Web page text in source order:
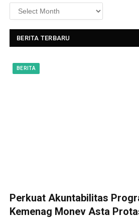
BERITA TERBARU
BERITA
Perkuat Akuntabilitas
Kemenag Monev Asta